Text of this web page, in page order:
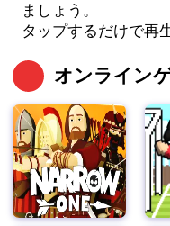
ましょう。
タップするだけで再
オンライン